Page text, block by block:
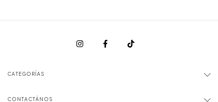
CATEGORÍAS
CONTACTÁNOS